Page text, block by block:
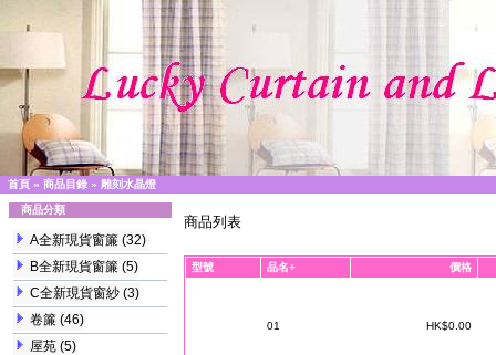
首頁 » 商品目錄 » 雕刻水晶燈
商品分類
A全新現貨窗簾 (32)
B全新現貨窗簾 (5)
C全新現貨窗紗 (3)
卷簾 (46)
屋苑 (5)
商品列表
型號 品名+ 價格
01 HK$0.00